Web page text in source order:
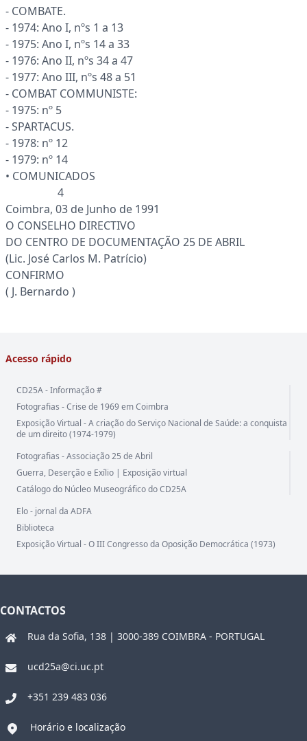
- COMBATE.
- 1974: Ano I, nºs 1 a 13
- 1975: Ano I, nºs 14 a 33
- 1976: Ano II, nºs 34 a 47
- 1977: Ano III, nºs 48 a 51
- COMBAT COMMUNISTE:
- 1975: nº 5
- SPARTACUS.
- 1978: nº 12
- 1979: nº 14
• COMUNICADOS
4
Coimbra, 03 de Junho de 1991
O CONSELHO DIRECTIVO
DO CENTRO DE DOCUMENTAÇÃO 25 DE ABRIL
(Lic. José Carlos M. Patrício)
CONFIRMO
( J. Bernardo )
Acesso rápido
CD25A - Informação #
Fotografias - Crise de 1969 em Coimbra
Exposição Virtual - A criação do Serviço Nacional de Saúde: a conquista
de um direito (1974-1979)
Fotografias - Associação 25 de Abril
Guerra, Deserção e Exílio | Exposição virtual
Catálogo do Núcleo Museográfico do CD25A
Elo - jornal da ADFA
Biblioteca
Exposição Virtual - O III Congresso da Oposição Democrática (1973)
CONTACTOS
Rua da Sofia, 138 | 3000-389 COIMBRA - PORTUGAL
ucd25a@ci.uc.pt
+351 239 483 036
Horário e localização